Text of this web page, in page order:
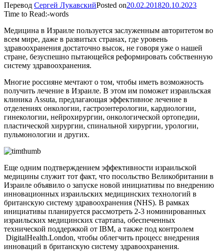
Перевод Сергей ЛукавскийPosted on20.02.201820.10.2023
Time to Read:-words
Медицина в Израиле пользуется заслуженным авторитетом во
всем мире, даже в развитых странах, где уровень
здравоохранения достаточно высок, не говоря уже о нашей
стране, безуспешно пытающейся реформировать собственную
систему здравоохранения.
Многие россияне мечтают о том, чтобы иметь возможность
получить лечение в Израиле. В этом им поможет израильская
клиника Assuta, предлагающая эффективное лечение в
отделениях онкологии, гастроэнтерологии, кардиологии,
гинекологии, нейрохирургии, онкологической ортопедии,
пластической хирургии, спинальной хирургии, урологии,
пульмонологии и других.
Еще одним подтверждением эффективности израильской
медицины служит тот факт, что посольство Великобритании в
Израиле объявило о запуске новой инициативы по внедрению
инновационных израильских медицинских технологий в
британскую систему здравоохранения (NHS). В рамках
инициативы планируется рассмотреть 2-3 номинированных
израильских медицинских стартапа, обеспеченных
технической поддержкой от IBM, а также под контролем
DigitalHealth.London, чтобы облегчить процесс внедрения
инноваций в британскую систему здравоохранения.